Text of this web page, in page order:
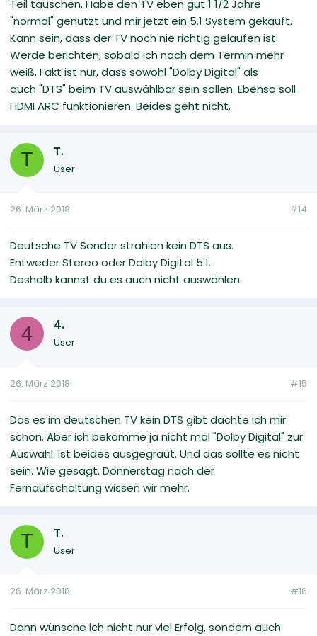
Teil tauschen. Habe den TV eben gut 1 1/2 Jahre
"normal" genutzt und mir jetzt ein 5.1 System gekauft.
Kann sein, dass der TV noch nie richtig gelaufen ist.
Werde berichten, sobald ich nach dem Termin mehr
weiß. Fakt ist nur, dass sowohl "Dolby Digital" als
auch "DTS" beim TV auswählbar sein sollen. Ebenso soll
HDMI ARC funktionieren. Beides geht nicht.
T T.
User
26. März 2018 #14
Deutsche TV Sender strahlen kein DTS aus.
Entweder Stereo oder Dolby Digital 5.1.
Deshalb kannst du es auch nicht auswählen.
4 4.
User
26. März 2018 #15
Das es im deutschen TV kein DTS gibt dachte ich mir
schon. Aber ich bekomme ja nicht mal "Dolby Digital" zur
Auswahl. Ist beides ausgegraut. Und das sollte es nicht
sein. Wie gesagt. Donnerstag nach der
Fernaufschaltung wissen wir mehr.
T T.
User
26. März 2018 #16
Dann wünsche ich nicht nur viel Erfolg, sondern auch